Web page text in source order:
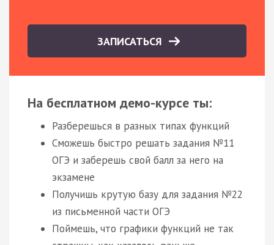
ЗАПИСАТЬСЯ
На бесплатном демо-курсе ты:
Разберешься в разных типах функций
Сможешь быстро решать задания №11
ОГЭ и заберешь свой балл за него на
экзамене
Получишь крутую базу для задания №22
из письменной части ОГЭ
Поймешь, что графики функций не так